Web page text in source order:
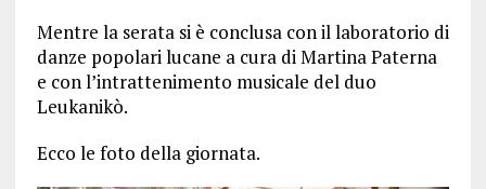
Mentre la serata si è conclusa con il laboratorio di
danze popolari lucane a cura di Martina Paterna
e con l’intrattenimento musicale del duo
Leukanikò.
Ecco le foto della giornata.